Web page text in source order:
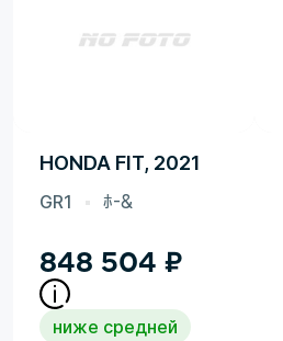
HONDA FIT, 2021
GR1 ﾎ-&
848 504 ₽
ниже средней